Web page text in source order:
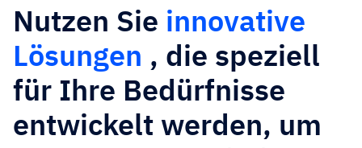
Nutzen Sie innovative
Lösungen , die speziell
für Ihre Bedürfnisse
entwickelt werden, um